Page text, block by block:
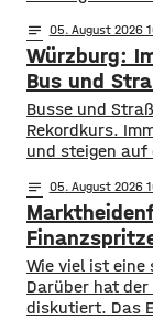
Landratsamt
Hintergrund ist
kurzfristigen
deutlich
notes 05. August 2026
Würzburg:
Bus und
​​Busse und
Rekordkurs.
und steigen
so viele
waren knapp
Nahverkehr
notes 05. August 2026
​​Wie viel ist eine
Darüber hat
diskutiert. Das